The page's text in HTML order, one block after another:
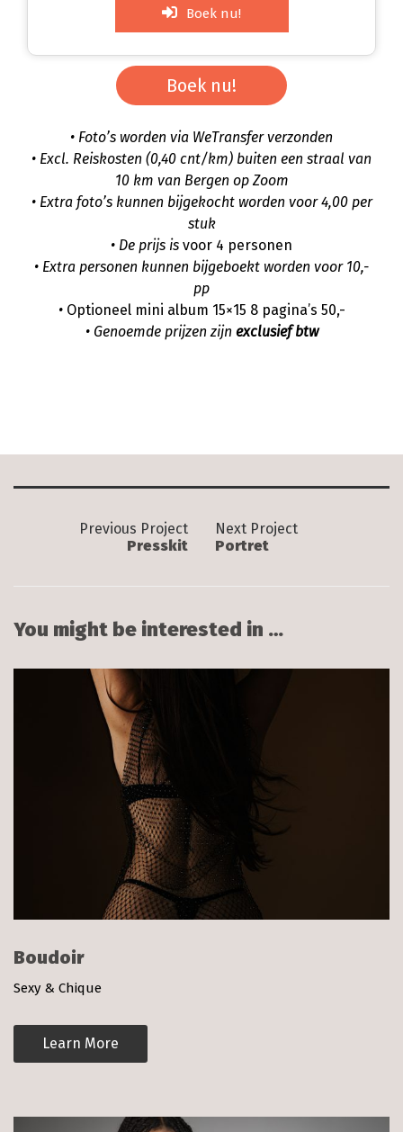
Boek nu!
Boek nu!
• Foto’s worden via WeTransfer verzonden
• Excl. Reiskosten (0,40 cnt/km) buiten een straal van
10 km van Bergen op Zoom
• Extra foto’s kunnen bijgekocht worden voor 4,00 per
stuk
• De prijs is voor 4 personen
• Extra personen kunnen bijgeboekt worden voor 10,-
pp
• Optioneel mini album 15×15 8 pagina’s 50,-
• Genoemde prijzen zijn exclusief btw
Previous Project
Presskit
Next Project
Portret
You might be interested in …
Boudoir
Sexy & Chique
Learn More